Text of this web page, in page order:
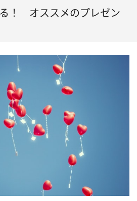
！ オススメのプレゼン